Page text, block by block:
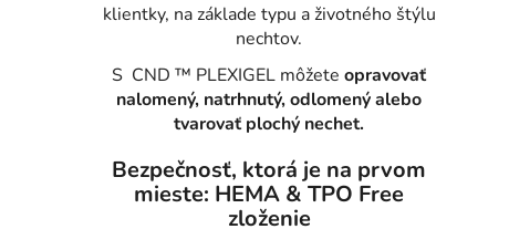
klientky, na základe typu a životného štýlu
nechtov.
S CND ™ PLEXIGEL môžete opravovať
nalomený, natrhnutý, odlomený alebo
tvarovať plochý nechet.
Bezpečnosť, ktorá je na prvom
mieste: HEMA & TPO Free
zloženie